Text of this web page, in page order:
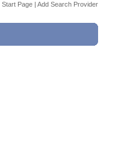
Start Page | Add Search Provider